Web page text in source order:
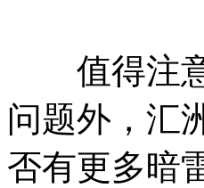
值得注意
问题外，汇
否有更多暗